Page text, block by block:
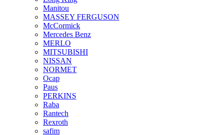
Manitou
MASSEY FERGUSON
McCormick
Mercedes Benz
MERLO
MITSUBISHI
NISSAN
NORMET
Ocap
Paus
PERKINS
Raba
Rantech
Rexroth
safim